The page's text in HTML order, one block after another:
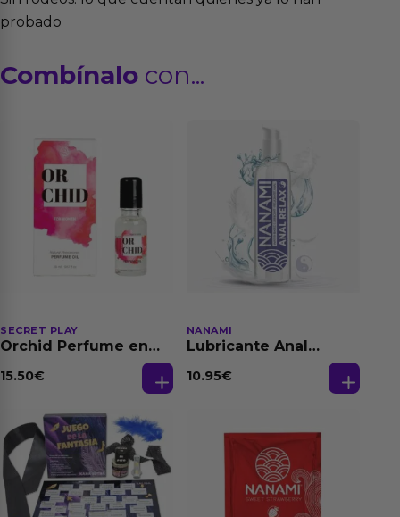
probado
Combínalo con...
SECRET PLAY
Orchid Perfume en
Feromonas 20 ml
15.50€
NANAMI
Lubricante Anal
Dilatación Base Agua
10.95€